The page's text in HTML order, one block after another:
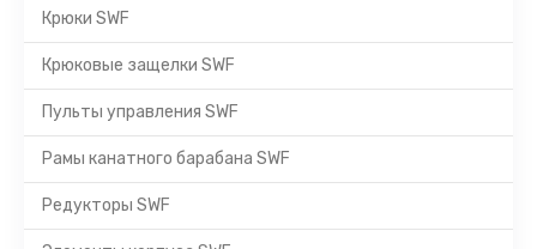
Крюки SWF
Крюковые защелки SWF
Пульты управления SWF
Рамы канатного барабана SWF
Редукторы SWF